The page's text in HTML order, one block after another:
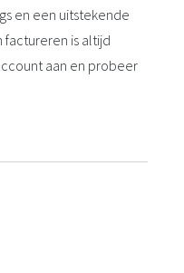
en een uitstekende
is altijd
aan en probeer